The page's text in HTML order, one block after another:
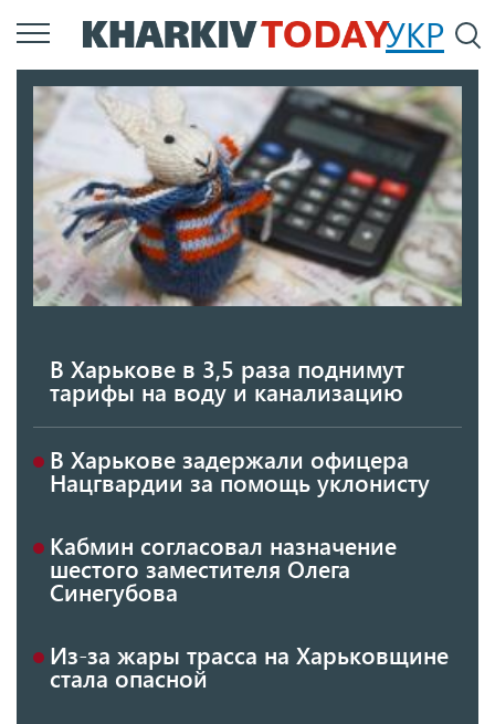
Перейти
к
содержанию
УКР
В Харькове в 3,5 раза поднимут
тарифы на воду и канализацию
В Харькове задержали офицера
Нацгвардии за помощь уклонисту
Кабмин согласовал назначение
шестого заместителя Олега
Синегубова
Из-за жары трасса на Харьковщине
стала опасной